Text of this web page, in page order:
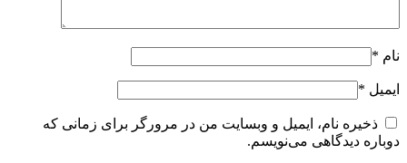
نام *
ایمیل *
ذخیره نام، ایمیل و وبسایت من در مرورگر برای زمانی که
دوباره دیدگاهی می‌نویسم.